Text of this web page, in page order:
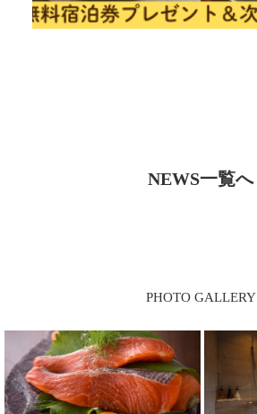
NEWS一覧へ
PHOTO GALLERY